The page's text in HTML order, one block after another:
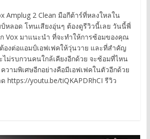
Amplug 2 Clean มือกีต้าร์ที่หลงใหลใน
หลอด โทนเสียงอุ่นๆ ต้องดูรีวิวนี้เลย วันนี้พี่
Vox มาแนะนำ ที่จะทำให้การซ้อมของคุณ
องต่อแอมป์เอฟเฟคให้วุ่นวาย และที่สำคัญ
ม่รบกวนคนใกล้เคียงอีกด้วย จะซ้อมที่ไหน
วามพิเศษอีกอย่างคือมีเอฟเฟคในตัวอีกด้วย
https://youtu.be/tiQKAPDRhCI รีวิว